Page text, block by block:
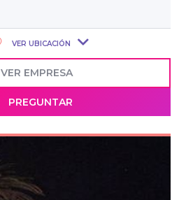
VER UBICACIÓN
VER EMPRESA
PREGUNTAR